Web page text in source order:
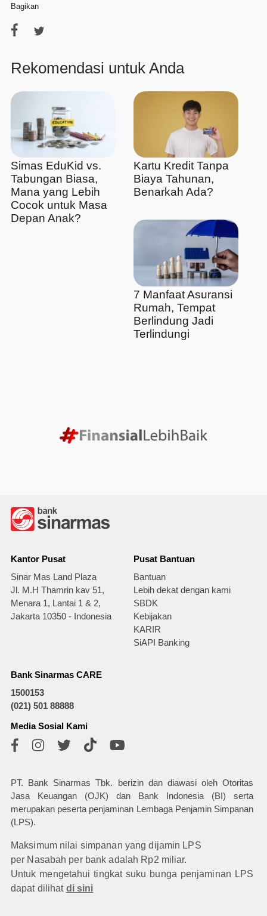
Bagikan
Rekomendasi untuk Anda
Simas EduKid vs.
Tabungan Biasa,
Mana yang Lebih
Cocok untuk Masa
Depan Anak?
Kartu Kredit Tanpa
Biaya Tahunan,
Benarkah Ada?
7 Manfaat Asuransi
Rumah, Tempat
Berlindung Jadi
Terlindungi
Kantor Pusat
Sinar Mas Land Plaza
Jl. M.H Thamrin kav 51,
Menara 1, Lantai 1 & 2,
Jakarta 10350 - Indonesia
Pusat Bantuan
Bantuan
Lebih dekat dengan kami
SBDK
Kebijakan
KARIR
SiAPI Banking
Bank Sinarmas CARE
1500153
(021) 501 88888
Media Sosial Kami
PT. Bank Sinarmas Tbk. berizin dan diawasi oleh Otoritas
Jasa Keuangan (OJK) dan Bank Indonesia (BI) serta
merupakan peserta penjaminan Lembaga Penjamin Simpanan
(LPS).
Maksimum nilai simpanan yang dijamin LPS
per Nasabah per bank adalah Rp2 miliar.
Untuk mengetahui tingkat suku bunga penjaminan LPS
dapat dilihat di sini